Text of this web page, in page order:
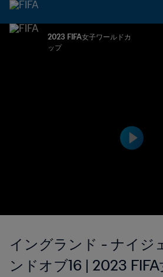
2023 FIFA女子ワールドカ
ップ
イングランド - ナイジ
ンドオブ16 | 2023